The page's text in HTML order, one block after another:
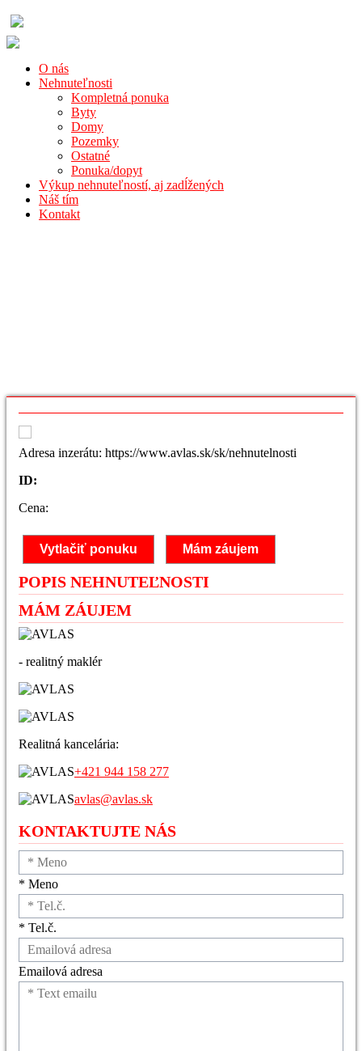
O nás
Nehnuteľnosti
Kompletná ponuka
Byty
Domy
Pozemky
Ostatné
Ponuka/dopyt
Výkup nehnuteľností, aj zadĺžených
Náš tím
Kontakt
Adresa inzerátu: https://www.avlas.sk/sk/nehnutelnosti
ID:
Cena:
Vytlačiť ponuku Mám záujem
POPIS NEHNUTEĽNOSTI
MÁM ZÁUJEM
- realitný maklér
Realitná kancelária:
+421 944 158 277
avlas@avlas.sk
KONTAKTUJTE NÁS
* Meno
* Tel.č.
Emailová adresa